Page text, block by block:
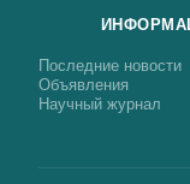
Последние новости
Объявления
Научный журнал